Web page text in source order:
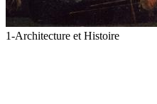
1-Architecture et Histoire